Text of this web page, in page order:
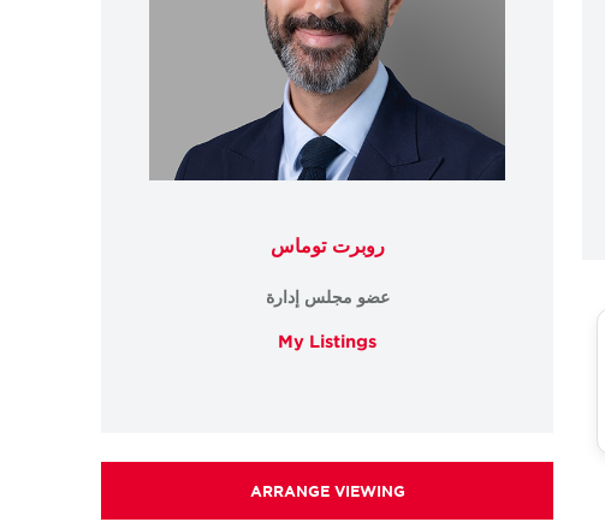
روبرت توماس
عضو مجلس إدارة
My Listings
ARRANGE VIEWING